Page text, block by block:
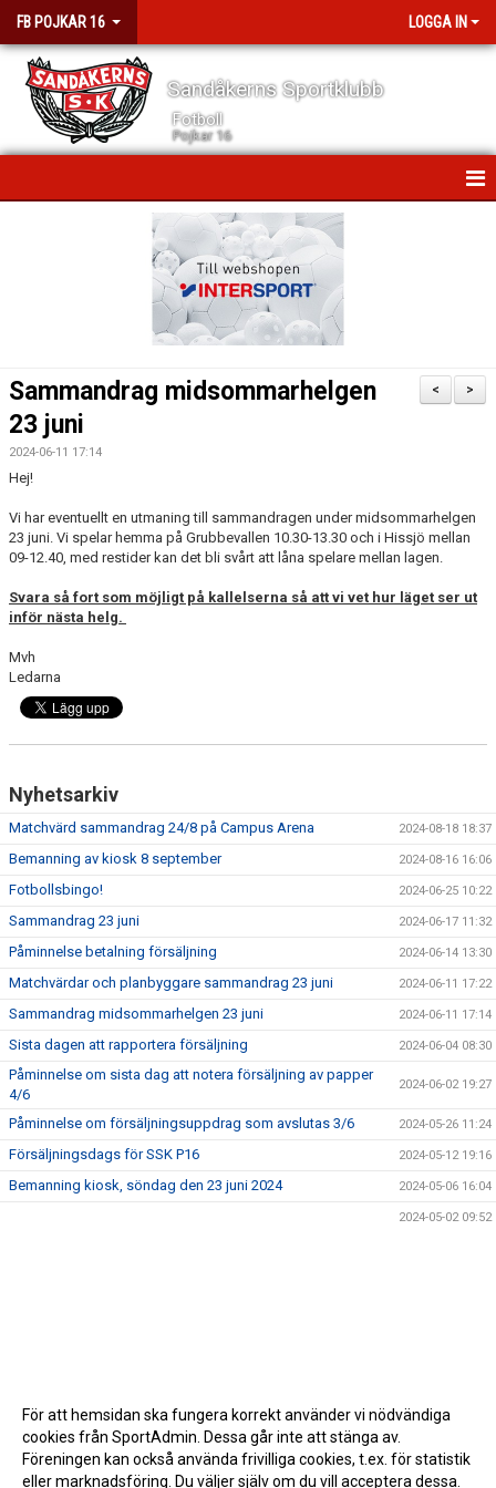
FB POJKAR 16 LOGGA IN
Sandåkerns Sportklubb
Fotboll
Pojkar 16
TRUPPEN
DOKUMENT
KONTAKT
>
<
Sammandrag midsommarhelgen
23 juni
2024-06-11 17:14
Hej!
Vi har eventuellt en utmaning till sammandragen under midsommarhelgen
23 juni. Vi spelar hemma på Grubbevallen 10.30-13.30 och i Hissjö mellan
09-12.40, med restider kan det bli svårt att låna spelare mellan lagen.
Svara så fort som möjligt på kallelserna så att vi vet hur läget ser ut
inför nästa helg.
Mvh
Ledarna
Nyhetsarkiv
Matchvärd sammandrag 24/8 på Campus Arena 2024-08-18 18:37
Bemanning av kiosk 8 september 2024-08-16 16:06
Fotbollsbingo! 2024-06-25 10:22
Sammandrag 23 juni 2024-06-17 11:32
Påminnelse betalning försäljning 2024-06-14 13:30
Matchvärdar och planbyggare sammandrag 23 juni 2024-06-11 17:22
Sammandrag midsommarhelgen 23 juni 2024-06-11 17:14
Sista dagen att rapportera försäljning 2024-06-04 08:30
Påminnelse om sista dag att notera försäljning av papper
4/6
2024-06-02 19:27
Påminnelse om försäljningsuppdrag som avslutas 3/6 2024-05-26 11:24
Försäljningsdags för SSK P16 2024-05-12 19:16
Bemanning kiosk, söndag den 23 juni 2024 2024-05-06 16:04
2024-05-02 09:52
För att hemsidan ska fungera korrekt använder vi nödvändiga
cookies från SportAdmin. Dessa går inte att stänga av.
Föreningen kan också använda frivilliga cookies, t.ex. för statistik
eller marknadsföring. Du väljer själv om du vill acceptera dessa.